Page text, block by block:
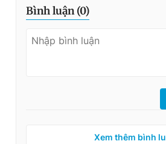
Bình luận (0)
Xem thêm bình